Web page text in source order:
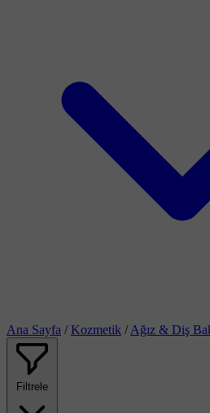
Ana Sayfa / Kozmetik / Ağız & Diş
Filtrele